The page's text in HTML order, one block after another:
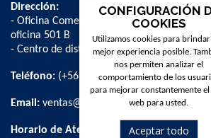
Dirección:
- Oficina Comercial y administrativa:
oficina 501 B
- Centro de distribución: La Farfana 500,
Teléfono: (+56 2) 2 584 8900
Email: ventas@dpschile.cl
Horario de Atención:
CONFIGURACIÓN
COOKIES
Utilizamos cookies para
mejor experiencia posible.
nos permiten analizar el
comportamiento de los
para mejorar constantemente
web para usted.
Aceptar todo